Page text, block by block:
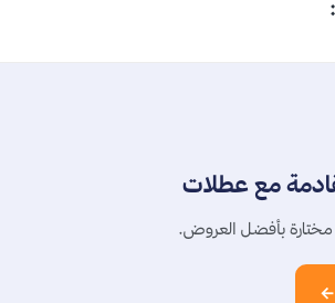
مع عطلات
بأفضل العروض.
←